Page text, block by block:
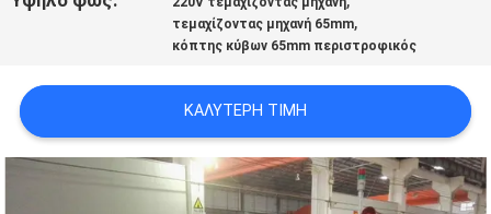
SITEMAP
τεμαχίζοντας μηχανή 65mm,
κόπτης κύβων 65mm περιστροφικός
ΚΑΛΎΤΕΡΗ ΤΙΜΉ